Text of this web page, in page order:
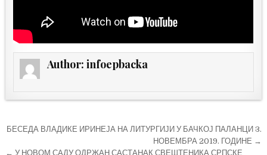
Author:infoepbacka
Кретање
чланка
БЕСЕДА ВЛАДИКЕ ИРИНЕЈА НА ЛИТУРГИЈИ У БАЧКОЈ ПАЛАНЦИ 3.
НОВЕМБРА 2019. ГОДИНЕ →
← У НОВОМ САДУ ОДРЖАН САСТАНАК СВЕШТЕНИКА СРПСКЕ